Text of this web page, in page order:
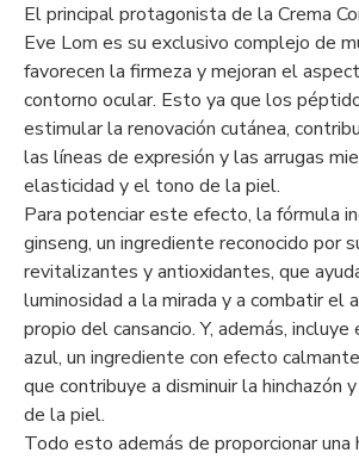
El principal protagonista de la Crema
Eve Lom es su exclusivo complejo de
favorecen la firmeza y mejoran el
contorno ocular. Esto ya que los
estimular la renovación cutánea,
las líneas de expresión y las arrugas
elasticidad y el tono de la piel.
Para potenciar este efecto, la fórmula
ginseng, un ingrediente reconocido por
revitalizantes y antioxidantes, que
luminosidad a la mirada y a combatir el
propio del cansancio. Y, además,
azul, un ingrediente con efecto
que contribuye a disminuir la hinchazón
de la piel.
Todo esto además de proporcionar una